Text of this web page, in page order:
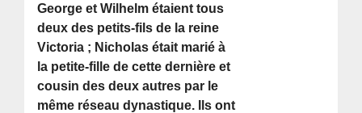
George et Wilhelm étaient tous
deux des petits-fils de la reine
Victoria ; Nicholas était marié à
la petite-fille de cette dernière et
cousin des deux autres par le
même réseau dynastique. Ils ont